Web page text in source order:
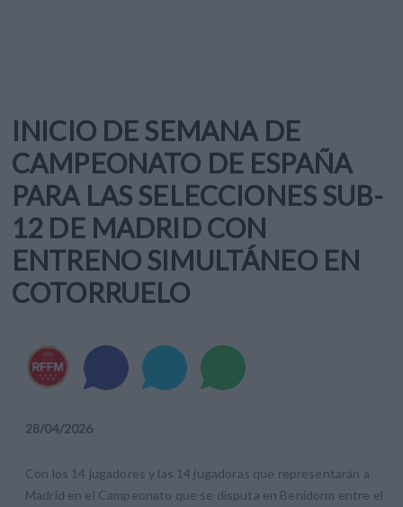
INICIO DE SEMANA DE
CAMPEONATO DE ESPAÑA
PARA LAS SELECCIONES SUB-
12 DE MADRID CON
ENTRENO SIMULTÁNEO EN
COTORRUELO
28/04/2026
Con los 14 jugadores y las 14 jugadoras que representarán a
Madrid en el Campeonato que se disputa en Benidorm entre el